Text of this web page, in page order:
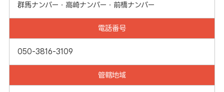
群馬ナンバー・高崎ナンバー・前橋ナンバー
電話番号
050-3816-3109
管轄地域